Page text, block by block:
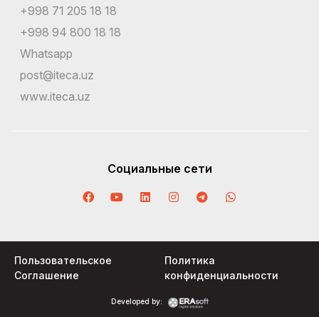
+998 71 205 18 18
+998 94 800 18 18
Whatsapp
post@iteca.uz
www.iteca.uz
Социальные сети
Developed by:
Пользовательское
Соглашение
Политика
конфиденциальности